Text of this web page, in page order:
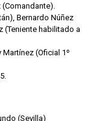
Bernardo Núñez
(Teniente habilitado a
(Oficial 1º
(Sevilla)